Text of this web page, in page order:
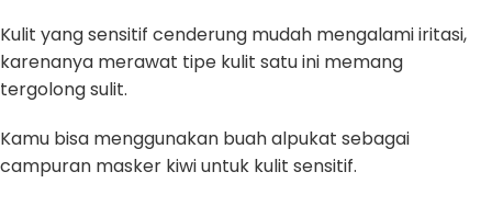
Kulit yang sensitif cenderung mudah mengalami iritasi,
karenanya merawat tipe kulit satu ini memang
tergolong sulit.
Kamu bisa menggunakan buah alpukat sebagai
campuran masker kiwi untuk kulit sensitif.